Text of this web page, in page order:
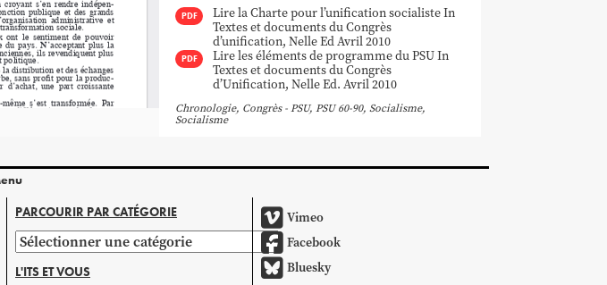
PDF
Lire la Charte pour l’unification socialiste In
Textes et documents du Congrès
d’unification, Nelle Ed Avril 2010
PDF
Lire les éléments de programme du PSU In
Textes et documents du Congrès
d’Unification, Nelle Ed. Avril 2010
Chronologie, Congrès - PSU, PSU 60-90, Socialisme,
Socialisme
PARCOURIR PAR CATÉGORIE
Parcourir
par
catégorie
L'ITS ET VOUS
Vimeo
Facebook
Bluesky